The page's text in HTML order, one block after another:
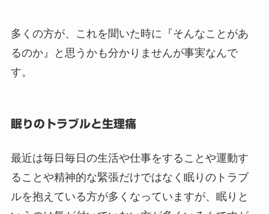
多くの方が、これを聞いた時に『そんなことがあ
るのか』と思うかも分かりませんが事実なんで
す。
眠りのトラブルと生理痛
最近は毎日毎日の生活や仕事をすることや運動す
ることや精神的な緊張だけではなく眠りのトラブ
ルを抱えている方が多くなっていますが、眠りと